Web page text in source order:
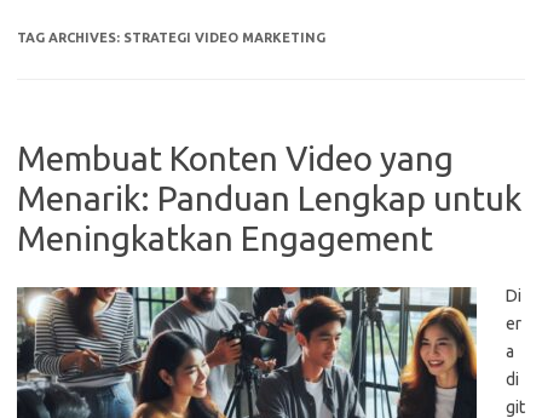
TAG ARCHIVES: STRATEGI VIDEO MARKETING
Membuat Konten Video yang
Menarik: Panduan Lengkap untuk
Meningkatkan Engagement
Di
er
a
di
git